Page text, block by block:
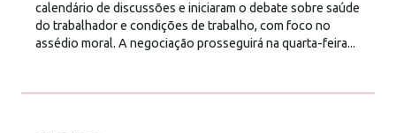
calendário de discussões e iniciaram o debate sobre saúde
do trabalhador e condições de trabalho, com foco no
assédio moral. A negociação prosseguirá na quarta-feira...